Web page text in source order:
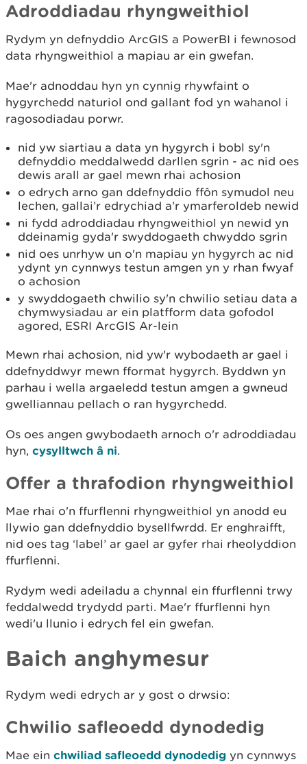
Adroddiadau rhyngweithiol
Rydym yn defnyddio ArcGIS a PowerBI i fewnosod
data rhyngweithiol a mapiau ar ein gwefan.
Mae'r adnoddau hyn yn cynnig rhywfaint o
hygyrchedd naturiol ond gallant fod yn wahanol i
ragosodiadau porwr.
nid yw siartiau a data yn hygyrch i bobl sy'n
defnyddio meddalwedd darllen sgrin - ac nid oes
dewis arall ar gael mewn rhai achosion
o edrych arno gan ddefnyddio ffôn symudol neu
lechen, gallai’r edrychiad a’r ymarferoldeb newid
ni fydd adroddiadau rhyngweithiol yn newid yn
ddeinamig gyda'r swyddogaeth chwyddo sgrin
nid oes unrhyw un o'n mapiau yn hygyrch ac nid
ydynt yn cynnwys testun amgen yn y rhan fwyaf
o achosion
y swyddogaeth chwilio sy'n chwilio setiau data a
chymwysiadau ar ein platfform data gofodol
agored, ESRI ArcGIS Ar-lein
Mewn rhai achosion, nid yw'r wybodaeth ar gael i
ddefnyddwyr mewn fformat hygyrch. Byddwn yn
parhau i wella argaeledd testun amgen a gwneud
gwelliannau pellach o ran hygyrchedd.
Os oes angen gwybodaeth arnoch o'r adroddiadau
hyn, cysylltwch â ni.
Offer a thrafodion rhyngweithiol
Mae rhai o'n ffurflenni rhyngweithiol yn anodd eu
llywio gan ddefnyddio bysellfwrdd. Er enghraifft,
nid oes tag ‘label’ ar gael ar gyfer rhai rheolyddion
ffurflenni.
Rydym wedi adeiladu a chynnal ein ffurflenni trwy
feddalwedd trydydd parti. Mae'r ffurflenni hyn
wedi'u llunio i edrych fel ein gwefan.
Baich anghymesur
Rydym wedi edrych ar y gost o drwsio:
Chwilio safleoedd dynodedig
Mae ein chwiliad safleoedd dynodedig yn cynnwys